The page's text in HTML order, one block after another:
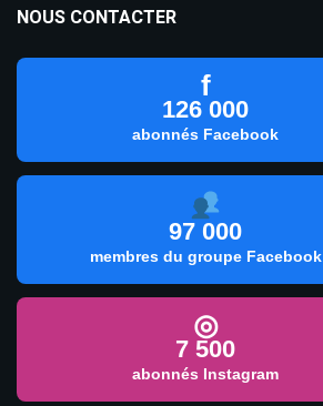
NOUS CONTACTER
f
126 000
abonnés Facebook
97 000
membres du groupe Facebook
◎
7 500
abonnés Instagram